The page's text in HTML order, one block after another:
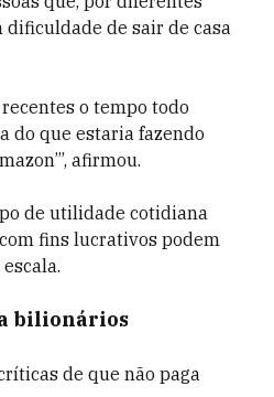
de sair de casa
o tempo todo
do que estaria fazendo
afirmou.
de utilidade cotidiana
fins lucrativos podem
bilionários
de que não paga